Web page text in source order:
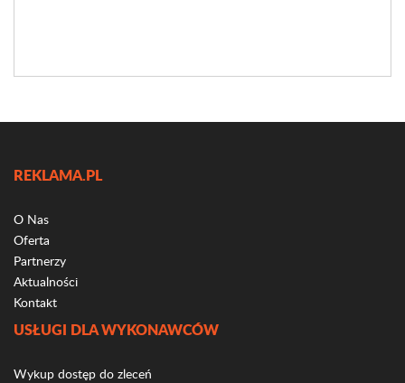
REKLAMA.PL
O Nas
Oferta
Partnerzy
Aktualności
Kontakt
USŁUGI DLA WYKONAWCÓW
Wykup dostęp do zleceń